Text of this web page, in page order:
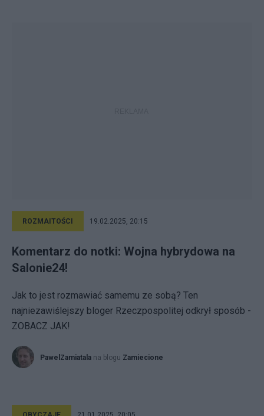
ROZMAITOŚCI 19.02.2025, 20:15
Komentarz do notki: Wojna hybrydowa na
Salonie24!
Jak to jest rozmawiać samemu ze sobą? Ten
najniezawiślejszy bloger Rzeczpospolitej odkrył sposób -
ZOBACZ JAK!
PawelZamiatala na blogu Zamiecione